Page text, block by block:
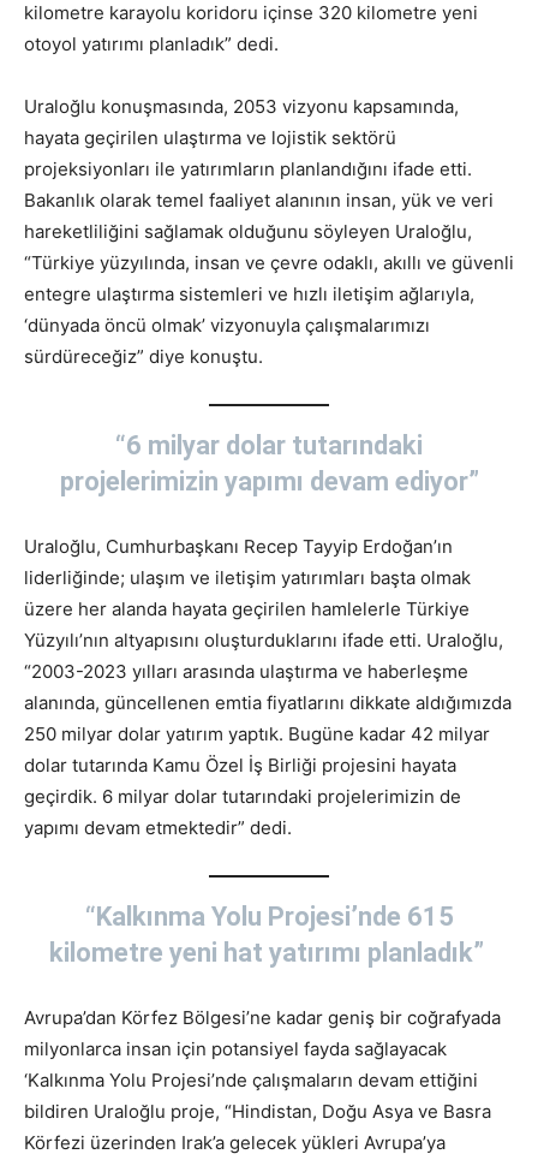
kilometre karayolu koridoru içinse 320 kilometre yeni
otoyol yatırımı planladık” dedi.
Uraloğlu konuşmasında, 2053 vizyonu kapsamında,
hayata geçirilen ulaştırma ve lojistik sektörü
projeksiyonları ile yatırımların planlandığını ifade etti.
Bakanlık olarak temel faaliyet alanının insan, yük ve veri
hareketliliğini sağlamak olduğunu söyleyen Uraloğlu,
“Türkiye yüzyılında, insan ve çevre odaklı, akıllı ve güvenli
entegre ulaştırma sistemleri ve hızlı iletişim ağlarıyla,
‘dünyada öncü olmak’ vizyonuyla çalışmalarımızı
sürdüreceğiz” diye konuştu.
“6 milyar dolar tutarındaki
projelerimizin yapımı devam ediyor”
Uraloğlu, Cumhurbaşkanı Recep Tayyip Erdoğan’ın
liderliğinde; ulaşım ve iletişim yatırımları başta olmak
üzere her alanda hayata geçirilen hamlelerle Türkiye
Yüzyılı’nın altyapısını oluşturduklarını ifade etti. Uraloğlu,
“2003-2023 yılları arasında ulaştırma ve haberleşme
alanında, güncellenen emtia fiyatlarını dikkate aldığımızda
250 milyar dolar yatırım yaptık. Bugüne kadar 42 milyar
dolar tutarında Kamu Özel İş Birliği projesini hayata
geçirdik. 6 milyar dolar tutarındaki projelerimizin de
yapımı devam etmektedir” dedi.
“Kalkınma Yolu Projesi’nde 615
kilometre yeni hat yatırımı planladık”
Avrupa’dan Körfez Bölgesi’ne kadar geniş bir coğrafyada
milyonlarca insan için potansiyel fayda sağlayacak
‘Kalkınma Yolu Projesi’nde çalışmaların devam ettiğini
bildiren Uraloğlu proje, “Hindistan, Doğu Asya ve Basra
Körfezi üzerinden Irak’a gelecek yükleri Avrupa’ya